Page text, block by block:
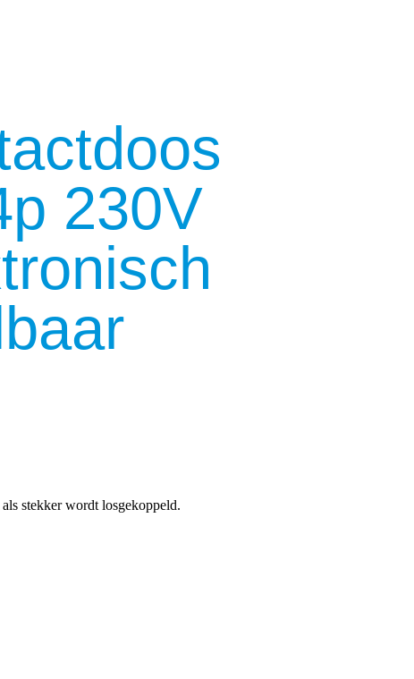
230V
stekker wordt losgekoppeld.